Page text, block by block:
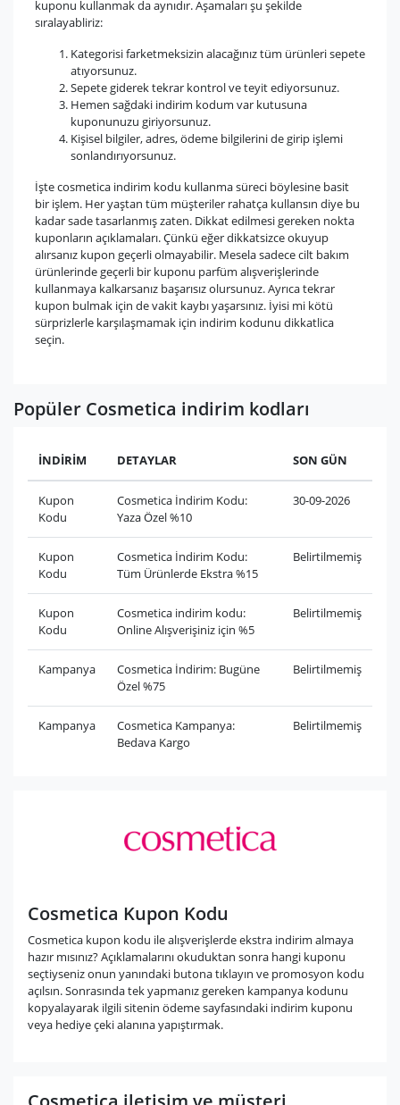
kuponu kullanmak da aynıdır. Aşamaları şu şekilde
sıralayabliriz:
Kategorisi farketmeksizin alacağınız tüm ürünleri sepete
atıyorsunuz.
Sepete giderek tekrar kontrol ve teyit ediyorsunuz.
Hemen sağdaki indirim kodum var kutusuna
kuponunuzu giriyorsunuz.
Kişisel bilgiler, adres, ödeme bilgilerini de girip işlemi
sonlandırıyorsunuz.
İşte cosmetica indirim kodu kullanma süreci böylesine basit
bir işlem. Her yaştan tüm müşteriler rahatça kullansın diye bu
kadar sade tasarlanmış zaten. Dikkat edilmesi gereken nokta
kuponların açıklamaları. Çünkü eğer dikkatsizce okuyup
alırsanız kupon geçerli olmayabilir. Mesela sadece cilt bakım
ürünlerinde geçerli bir kuponu parfüm alışverişlerinde
kullanmaya kalkarsanız başarısız olursunuz. Ayrıca tekrar
kupon bulmak için de vakit kaybı yaşarsınız. İyisi mi kötü
sürprizlerle karşılaşmamak için indirim kodunu dikkatlica
seçin.
Popüler Cosmetica indirim kodları
İNDİRİM DETAYLAR SON GÜN
Kupon
Kodu
Cosmetica İndirim Kodu:
Yaza Özel %10
30-09-2026
Kupon
Kodu
Cosmetica İndirim Kodu:
Tüm Ürünlerde Ekstra %15
Belirtilmemiş
Kupon
Kodu
Cosmetica indirim kodu:
Online Alışverişiniz için %5
Belirtilmemiş
Kampanya
Cosmetica İndirim: Bugüne
Özel %75
Belirtilmemiş
Kampanya
Cosmetica Kampanya:
Bedava Kargo
Belirtilmemiş
Cosmetica Kupon Kodu
Cosmetica kupon kodu ile alışverişlerde ekstra indirim almaya
hazır mısınız? Açıklamalarını okuduktan sonra hangi kuponu
seçtiyseniz onun yanındaki butona tıklayın ve promosyon kodu
açılsın. Sonrasında tek yapmanız gereken kampanya kodunu
kopyalayarak ilgili sitenin ödeme sayfasındaki indirim kuponu
veya hediye çeki alanına yapıştırmak.